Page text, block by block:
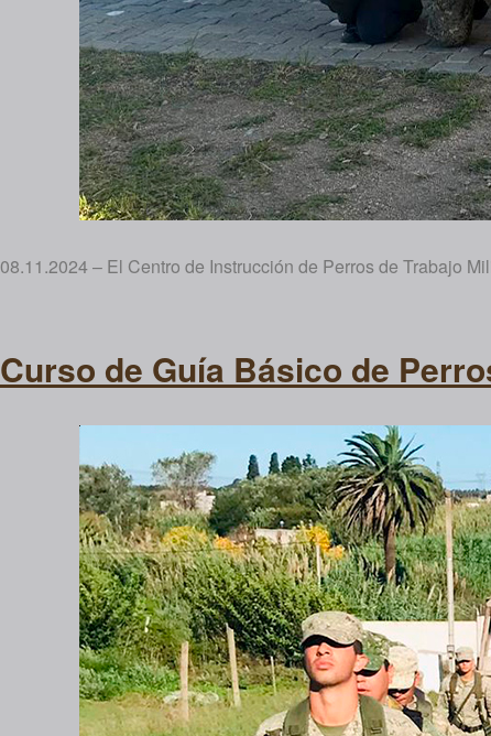
08.11.2024 – El Centro de Instrucción de Perros de Trabajo
Curso de Guía Básico de